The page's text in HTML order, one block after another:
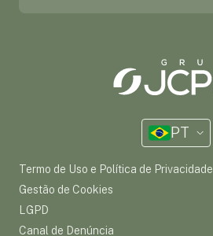
PT
Termo de Uso e Política de Privacidade
Gestão de Cookies
LGPD
Canal de Denúncia